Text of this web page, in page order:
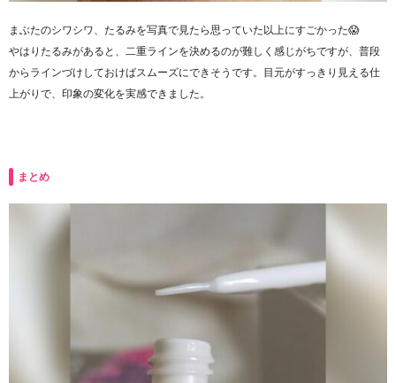
まぶたのシワシワ、たるみを写真で見たら思っていた以上にすごかった😱
やはりたるみがあると、二重ラインを決めるのが難しく感じがちですが、普段
からラインづけしておけばスムーズにできそうです。目元がすっきり見える仕
上がりで、印象の変化を実感できました。
まとめ